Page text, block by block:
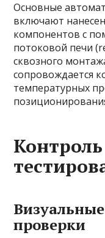
Основные
включают
компонентов с
потоковой печи
сквозного
сопровождается
температурных
проверки